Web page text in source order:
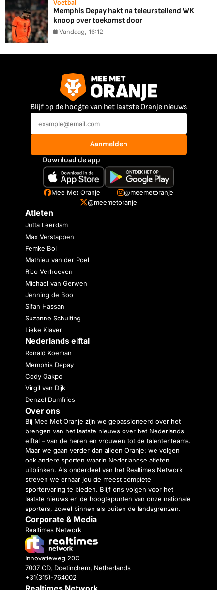
Voetbal
Memphis Depay hakt na teleurstellend WK
knoop over toekomst door
Vandaag, 16:12
Blijf op de hoogte van het laatste Oranje nieuws
Aanmelden
Download de app
Mee Met Oranje
@meemetoranje
@meemetoranje
Atleten
Jutta Leerdam
Max Verstappen
Femke Bol
Mathieu van der Poel
Rico Verhoeven
Michael van Gerwen
Jenning de Boo
Sifan Hassan
Suzanne Schulting
Lieke Klaver
Nederlands elftal
Ronald Koeman
Memphis Depay
Cody Gakpo
Virgil van Dijk
Denzel Dumfries
Over ons
Bij Mee Met Oranje zijn we gepassioneerd over het
brengen van het laatste nieuws over het Nederlands
elftal – van de heren en vrouwen tot de talententeams.
Maar we gaan verder dan alleen Oranje: we volgen
ook andere sporten waarin Nederlandse atleten
uitblinken. Als onderdeel van het Realtimes Network
streven we ernaar jou de meest complete
sportervaring te bieden. Blijf ons volgen voor het
laatste nieuws en de hoogtepunten van onze nationale
sporters, zowel binnen als buiten de landsgrenzen.
Corporate & Media
Realtimes Network
Innovatieweg 20C
7007 CD, Doetinchem, Netherlands
+31(315)-764002